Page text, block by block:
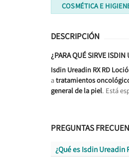
COSMÉTICA E
DESCRIPCIÓN
¿PARA QUÉ SIRVE
Isdin Ureadin RX RD
atratamientos
general de la piel. Está
PREGUNTAS
¿Qué es Isdin Ureadin